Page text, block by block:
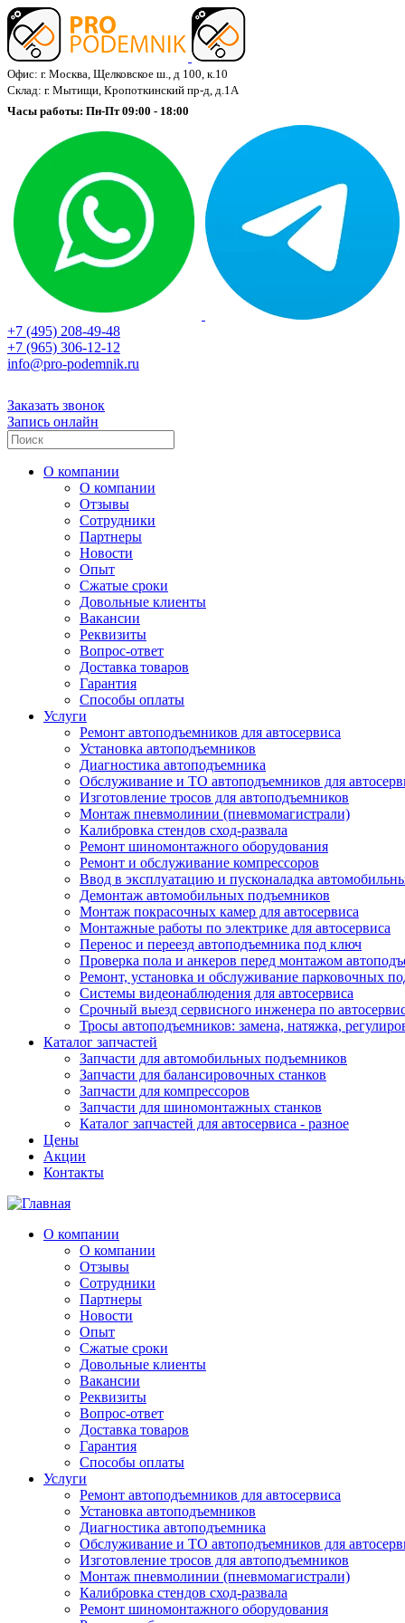
Офис: г. Москва, Щелковское ш., д 100, к.10
Склад: г. Мытищи, Кропоткинский пр-д, д.1А
Часы работы: Пн-Пт 09:00 - 18:00
+7 (495) 208-49-48
+7 (965) 306-12-12
info@pro-podemnik.ru
Заказать звонок
Запись онлайн
О компании
О компании
Отзывы
Сотрудники
Партнеры
Новости
Опыт
Сжатые сроки
Довольные клиенты
Вакансии
Реквизиты
Вопрос-ответ
Доставка товаров
Гарантия
Способы оплаты
Услуги
Ремонт автоподъемников для автосервиса
Установка автоподъемников
Диагностика автоподъемника
Обслуживание и ТО автоподъемников для
Изготовление тросов для автоподъемников
Монтаж пневмолинии (пневмомагистрали)
Калибровка стендов сход-развала
Ремонт шиномонтажного оборудования
Ремонт и обслуживание компрессоров
Ввод в эксплуатацию и пусконаладка
Демонтаж автомобильных подъемников
Монтаж покрасочных камер для автосервиса
Монтажные работы по электрике для автосервиса
Перенос и переезд автоподъемника под ключ
Проверка пола и анкеров перед монтажом
Ремонт, установка и обслуживание парковочных
Системы видеонаблюдения для автосервиса
Срочный выезд сервисного инженера по
Тросы автоподъемников: замена, натяжка,
Каталог запчастей
Запчасти для автомобильных подъемников
Запчасти для балансировочных станков
Запчасти для компрессоров
Запчасти для шиномонтажных станков
Каталог запчастей для автосервиса - разное
Цены
Акции
Контакты
О компании
О компании
Отзывы
Сотрудники
Партнеры
Новости
Опыт
Сжатые сроки
Довольные клиенты
Вакансии
Реквизиты
Вопрос-ответ
Доставка товаров
Гарантия
Способы оплаты
Услуги
Ремонт автоподъемников для автосервиса
Установка автоподъемников
Диагностика автоподъемника
Обслуживание и ТО автоподъемников для
Изготовление тросов для автоподъемников
Монтаж пневмолинии (пневмомагистрали)
Калибровка стендов сход-развала
Ремонт шиномонтажного оборудования